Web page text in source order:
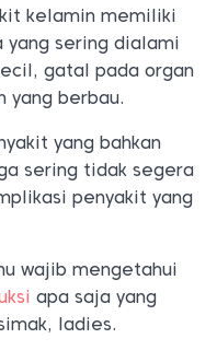
kelamin memiliki
yang sering dialami
gatal pada organ
yang berbau.
yang bahkan
sering tidak segera
penyakit yang
wajib mengetahui
apa saja yang
ladies.